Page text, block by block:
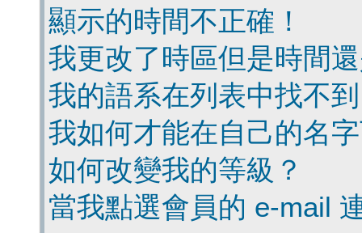
顯示的時間不正確！
我更改了時區但是時間
我的語系在列表中找不
我如何才能在自己的名
如何改變我的等級？
當我點選會員的 e-mail